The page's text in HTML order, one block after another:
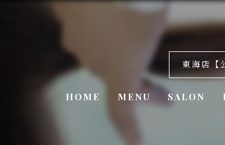
東海店【
HOME MENU SALON